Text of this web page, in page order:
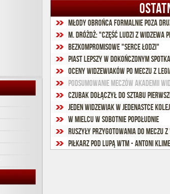
Młody obrońca formalnie poza
Bezkompromisowe "Serce Łodzi"
Piast lepszy w dokończonym
Oceny widzewiaków po meczu z
Podsumowanie meczów Akademii
Czubak dołączył do sztabu
Jeden widzewiak w jedenastce
W Mielcu w sobotnie popołudnie
Ruszyły przygotowania do meczu z
Piłkarz pod lupą WTM - Antoni